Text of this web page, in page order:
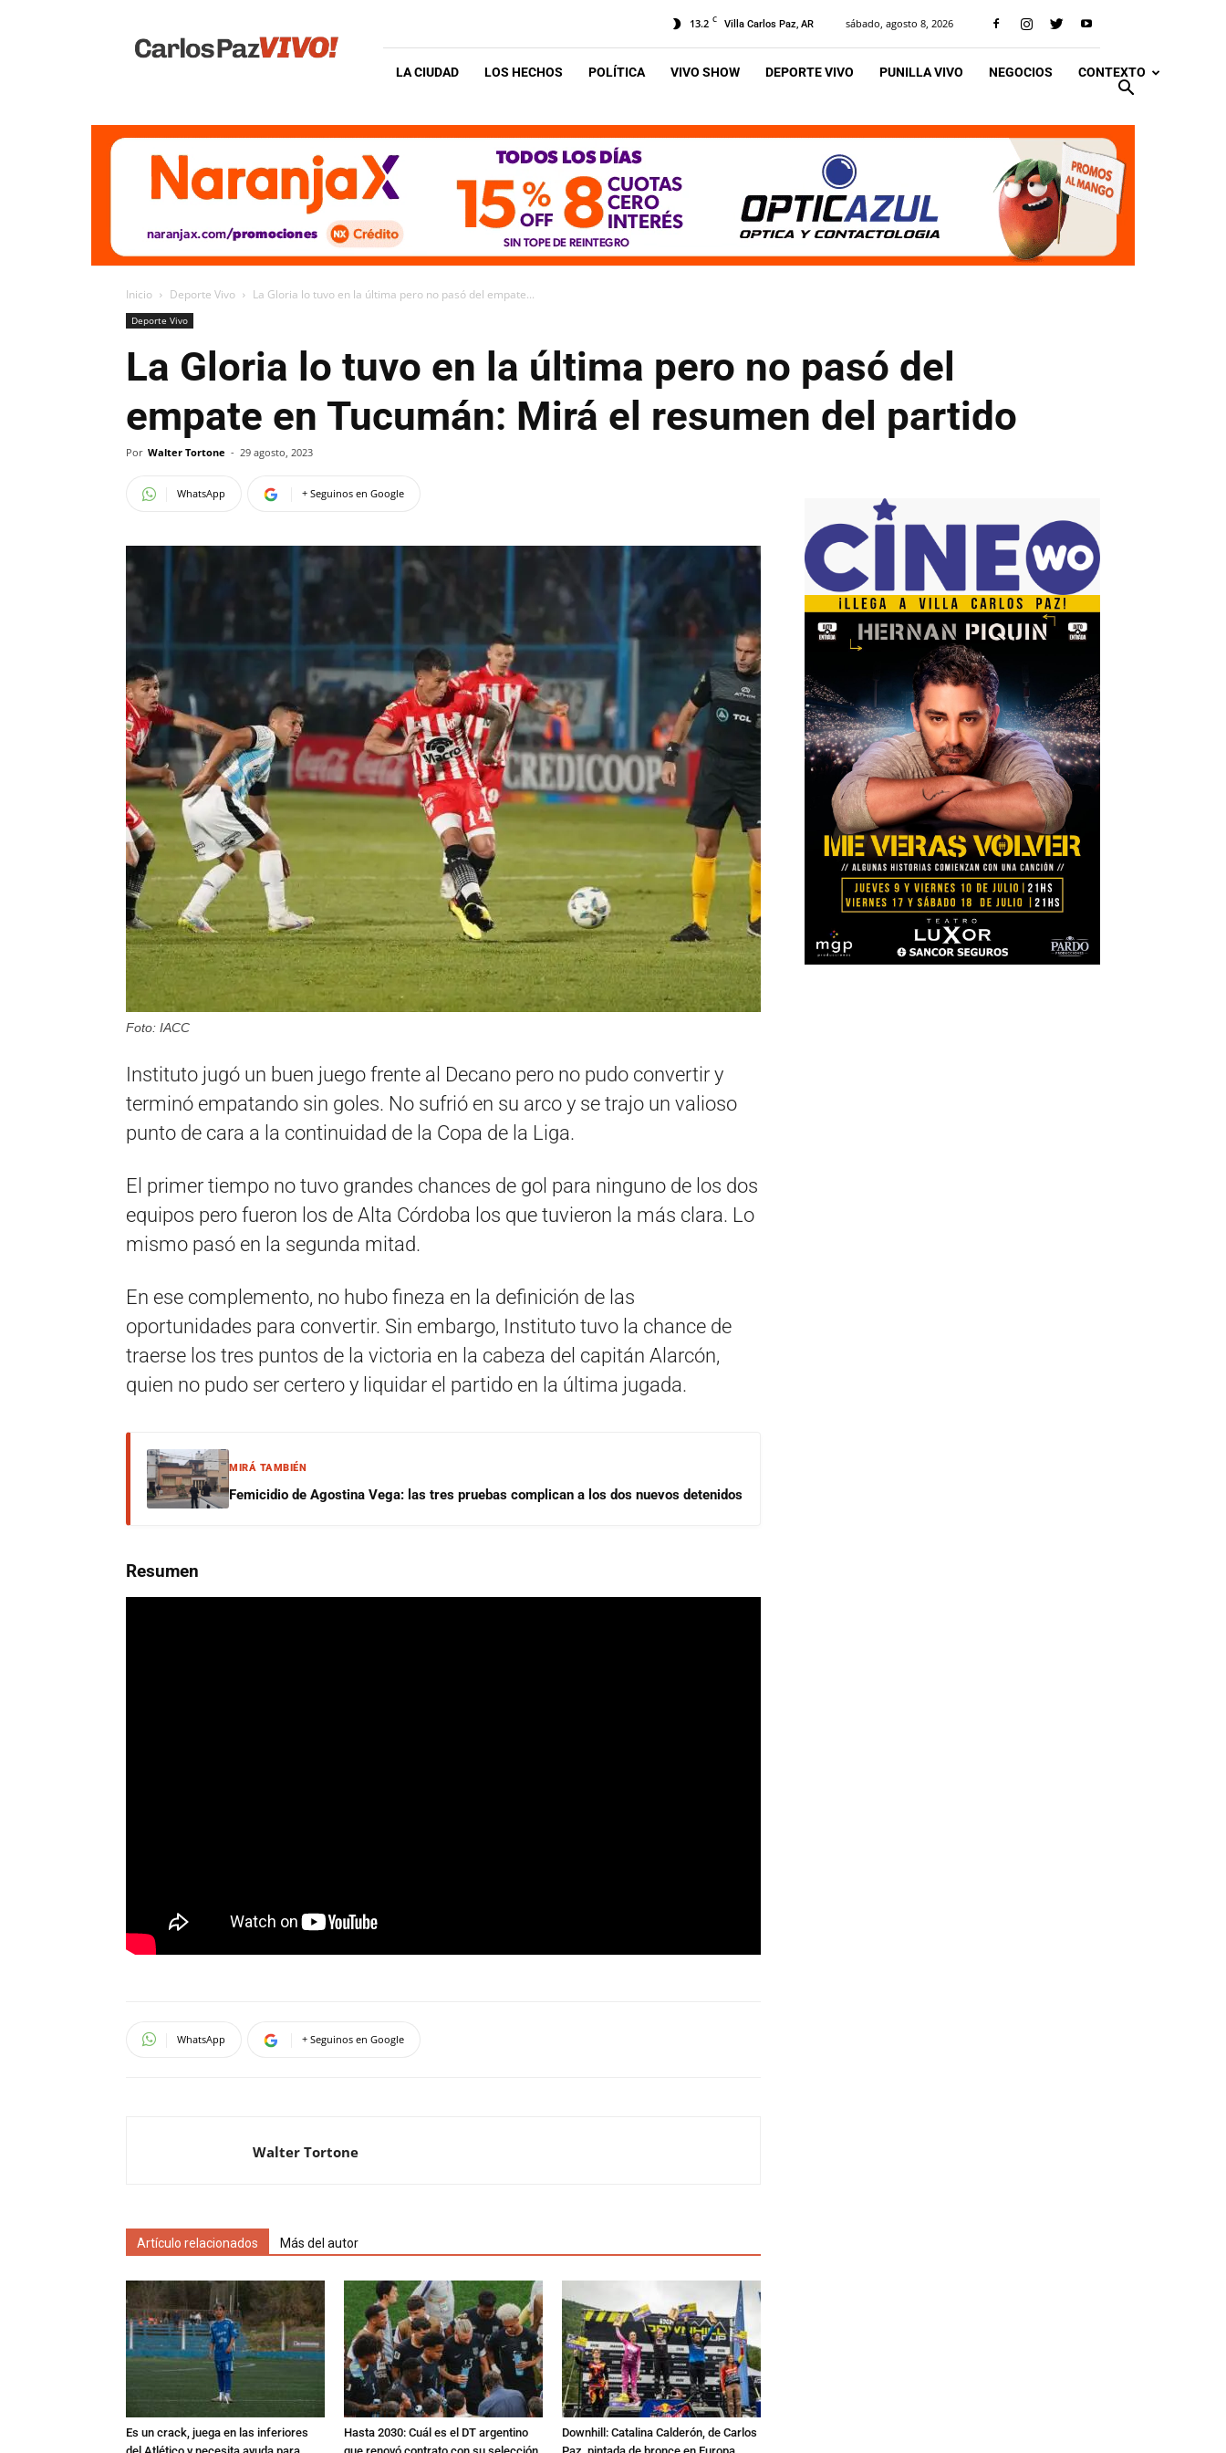
Vivo
13.2 C Villa Carlos Paz, AR sábado, agosto 8, 2026
LA CIUDAD LOS HECHOS POLÍTICA VIVO SHOW DEPORTE VIVO PUNILLA VIVO NEGOCIOS CONTEXTO
Inicio Deporte Vivo La Gloria lo tuvo en la última pero no pasó del empate...
Deporte Vivo
La Gloria lo tuvo en la última pero no pasó del
empate en Tucumán: Mirá el resumen del partido
Por Walter Tortone - 29 agosto, 2023
WhatsApp + Seguinos en Google
Foto: IACC
Instituto jugó un buen juego frente al Decano pero no pudo convertir y
terminó empatando sin goles. No sufrió en su arco y se trajo un valioso
punto de cara a la continuidad de la Copa de la Liga.
El primer tiempo no tuvo grandes chances de gol para ninguno de los dos
equipos pero fueron los de Alta Córdoba los que tuvieron la más clara. Lo
mismo pasó en la segunda mitad.
En ese complemento, no hubo fineza en la definición de las
oportunidades para convertir. Sin embargo, Instituto tuvo la chance de
traerse los tres puntos de la victoria en la cabeza del capitán Alarcón,
quien no pudo ser certero y liquidar el partido en la última jugada.
MIRÁ TAMBIÉN
Femicidio de Agostina Vega: las tres pruebas complican a los dos nuevos detenidos
Resumen
WhatsApp + Seguinos en Google
Walter Tortone
Artículo relacionados Más del autor
Es un crack, juega en las inferiores
del Atlético y necesita ayuda para
Hasta 2030: Cuál es el DT argentino
que renovó contrato con su selección
Downhill: Catalina Calderón, de Carlos
Paz, pintada de bronce en Europa